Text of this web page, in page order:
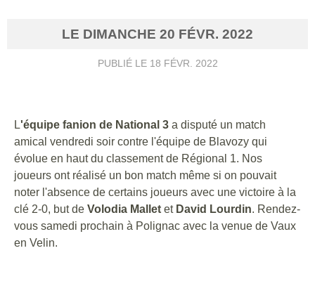
LE DIMANCHE 20 FÉVR. 2022
PUBLIÉ LE 18 FÉVR. 2022
L'équipe fanion de National 3 a disputé un match
amical vendredi soir contre l'équipe de Blavozy qui
évolue en haut du classement de Régional 1. Nos
joueurs ont réalisé un bon match même si on pouvait
noter l'absence de certains joueurs avec une victoire à la
clé 2-0, but de Volodia Mallet etDavid Lourdin. Rendez-
vous samedi prochain à Polignac avec la venue de Vaux
en Velin.